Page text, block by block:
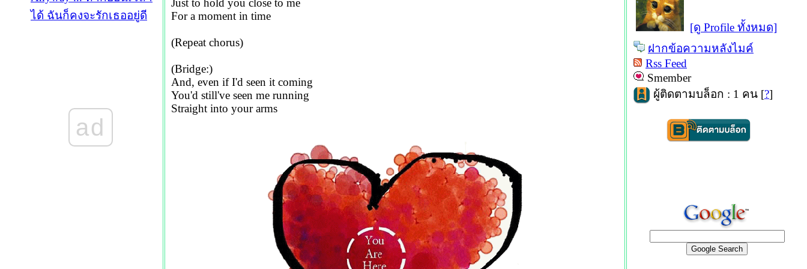
ได้ ฉันก็คงจะรักเธออยู่ดี
ad
Just to hold you close to me
For a moment in time
(Repeat chorus)
(Bridge:)
And, even if I'd seen it coming
You'd still've seen me running
Straight into your arms
[ดู Profile ทั้งหมด]
ฝากข้อความหลังไมค์
Rss Feed
Smember
ผู้ติดตามบล็อก : 1 คน [?]